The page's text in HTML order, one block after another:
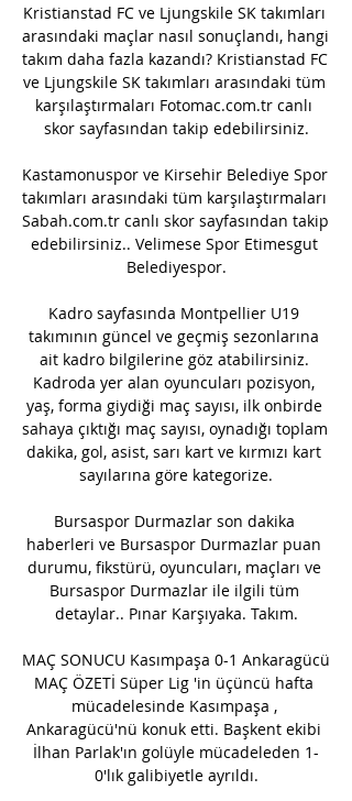
Kristianstad FC ve Ljungskile SK takımları
arasındaki maçlar nasıl sonuçlandı, hangi
takım daha fazla kazandı? Kristianstad FC
ve Ljungskile SK takımları arasındaki tüm
karşılaştırmaları Fotomac.com.tr canlı
skor sayfasından takip edebilirsiniz.
Kastamonuspor ve Kirsehir Belediye Spor
takımları arasındaki tüm karşılaştırmaları
Sabah.com.tr canlı skor sayfasından takip
edebilirsiniz.. Velimese Spor Etimesgut
Belediyespor.
Kadro sayfasında Montpellier U19
takımının güncel ve geçmiş sezonlarına
ait kadro bilgilerine göz atabilirsiniz.
Kadroda yer alan oyuncuları pozisyon,
yaş, forma giydiği maç sayısı, ilk onbirde
sahaya çıktığı maç sayısı, oynadığı toplam
dakika, gol, asist, sarı kart ve kırmızı kart
sayılarına göre kategorize.
Bursaspor Durmazlar son dakika
haberleri ve Bursaspor Durmazlar puan
durumu, fikstürü, oyuncuları, maçları ve
Bursaspor Durmazlar ile ilgili tüm
detaylar.. Pınar Karşıyaka. Takım.
MAÇ SONUCU Kasımpaşa 0-1 Ankaragücü
MAÇ ÖZETİ Süper Lig 'in üçüncü hafta
mücadelesinde Kasımpaşa ,
Ankaragücü'nü konuk etti. Başkent ekibi
İlhan Parlak'ın golüyle mücadeleden 1-
0'lık galibiyetle ayrıldı.